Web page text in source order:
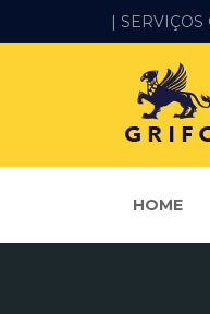
| SERVIÇOS
HOME